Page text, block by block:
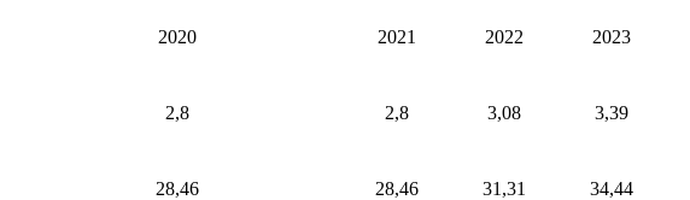
2020 2021 2022 2023
2,8 2,8 3,08 3,39
28,46 28,46 31,31 34,44